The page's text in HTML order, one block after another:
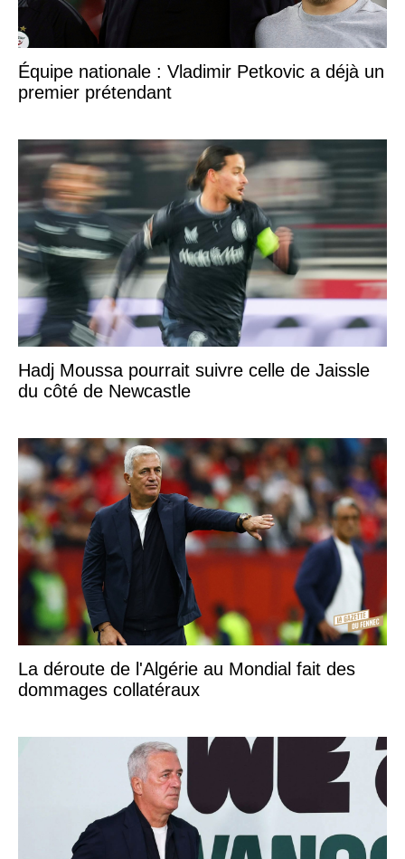
Équipe nationale : Vladimir Petkovic a déjà un
premier prétendant
Hadj Moussa pourrait suivre celle de Jaissle
du côté de Newcastle
La déroute de l'Algérie au Mondial fait des
dommages collatéraux